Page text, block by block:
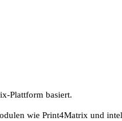
Plattform basiert.
wie Print4Matrix und